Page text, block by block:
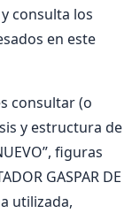
y consulta los
en este
consultar (o
y estructura de
figuras
GASPAR DE
utilizada,